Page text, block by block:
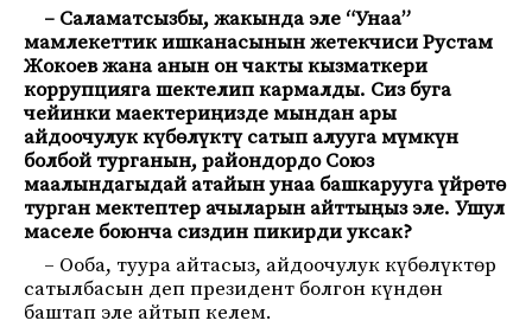
– Саламатсызбы, жакында эле “Унаа”
мамлекеттик ишканасынын жетекчиси Рустам
Жокоев жана анын он чакты кызматкери
коррупцияга шектелип кармалды. Сиз буга
чейинки маектериңизде мындан ары
айдоочулук күбөлүктү сатып алууга мүмкүн
болбой турганын, райондордо Союз
маалындагыдай атайын унаа башкарууга үйрөтө
турган мектептер ачыларын айттыңыз эле. Ушул
маселе боюнча сиздин пикирди уксак?
– Ооба, туура айтасыз, айдоочулук күбөлүктөр
сатылбасын деп президент болгон күндөн
баштап эле айтып келем.